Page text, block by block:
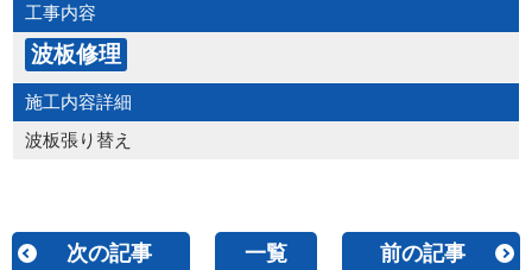
工事内容
波板修理
施工内容詳細
波板張り替え
次の記事 一覧 前の記事